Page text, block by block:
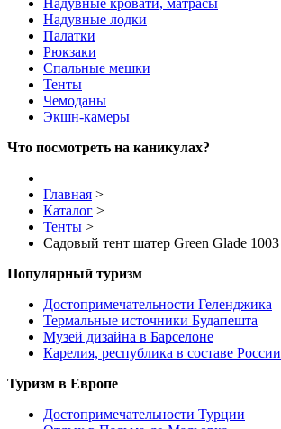
Надувные кровати, матрасы
Надувные лодки
Палатки
Рюкзаки
Спальные мешки
Тенты
Чемоданы
Экшн-камеры
Что посмотреть на каникулах?
Главная >
Каталог >
Тенты >
Садовый тент шатер Green Glade 1003
Популярный туризм
Достопримечательности Геленджика
Термальные источники Будапешта
Музей дизайна в Барселоне
Карелия, республика в составе России
Туризм в Европе
Достопримечательности Турции